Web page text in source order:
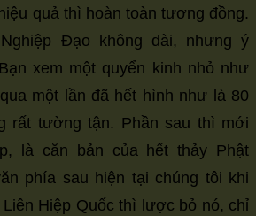
quả thì hoàn toàn tương đồng.
Đạo không dài, nhưng ý
xem một quyển kinh nhỏ như
một lần đã hết hình như là 80
rất tường tận. Phần sau thì mới
là căn bản của hết thảy Phật
phía sau hiện tại chúng tôi khi
Hiệp Quốc thì lược bỏ nó, chỉ